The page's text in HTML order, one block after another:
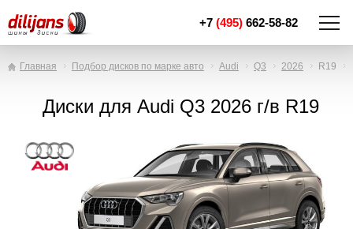
+7 (495) 662-58-82
Главная Подбор дисков по марке авто Audi Q3 2026 R19
Диски для Audi Q3 2026 г/в R19